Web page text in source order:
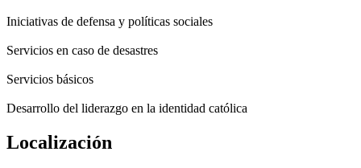
Iniciativas de defensa y políticas sociales
Servicios en caso de desastres
Servicios básicos
Desarrollo del liderazgo en la identidad católica
Localización